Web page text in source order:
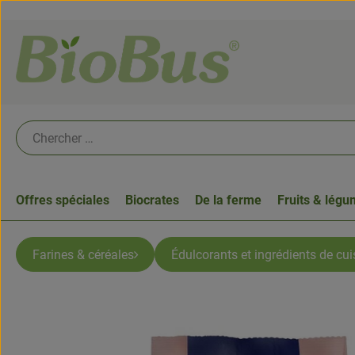
Offres spéciales Biocrates De la ferme Fruits &
Farines & céréales Édulcorants et ingrédients de